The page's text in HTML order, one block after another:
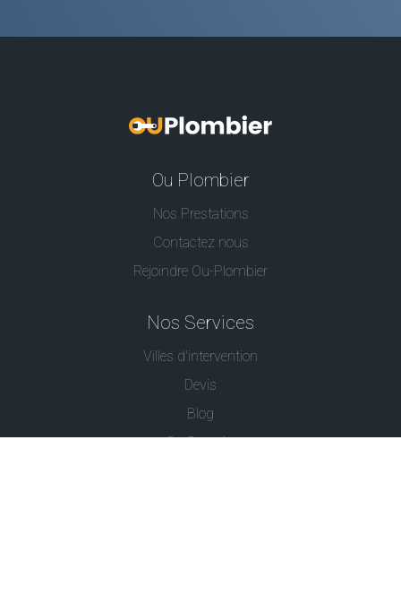
Ou Plombier
Nos Prestations
Contactez nous
Rejoindre Ou-Plombier
Nos Services
Villes d'intervention
Devis
Blog
Ou Serrurier